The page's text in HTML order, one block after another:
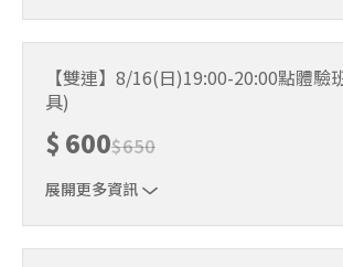
制。歡迎邀請親友一同報名參加，享受團體
人數未達開班門檻，或因天候不佳無法如期
情況安排延期或併班處理。 ⚠️ 報名完成後，
無法上課，僅提供課程延期選項，恕不退費
與課程異動規則】。報名後視為您已同意
【雙連】8/16(日)19:00-20:00點體驗
具)
$ 600$650
展開更多資訊